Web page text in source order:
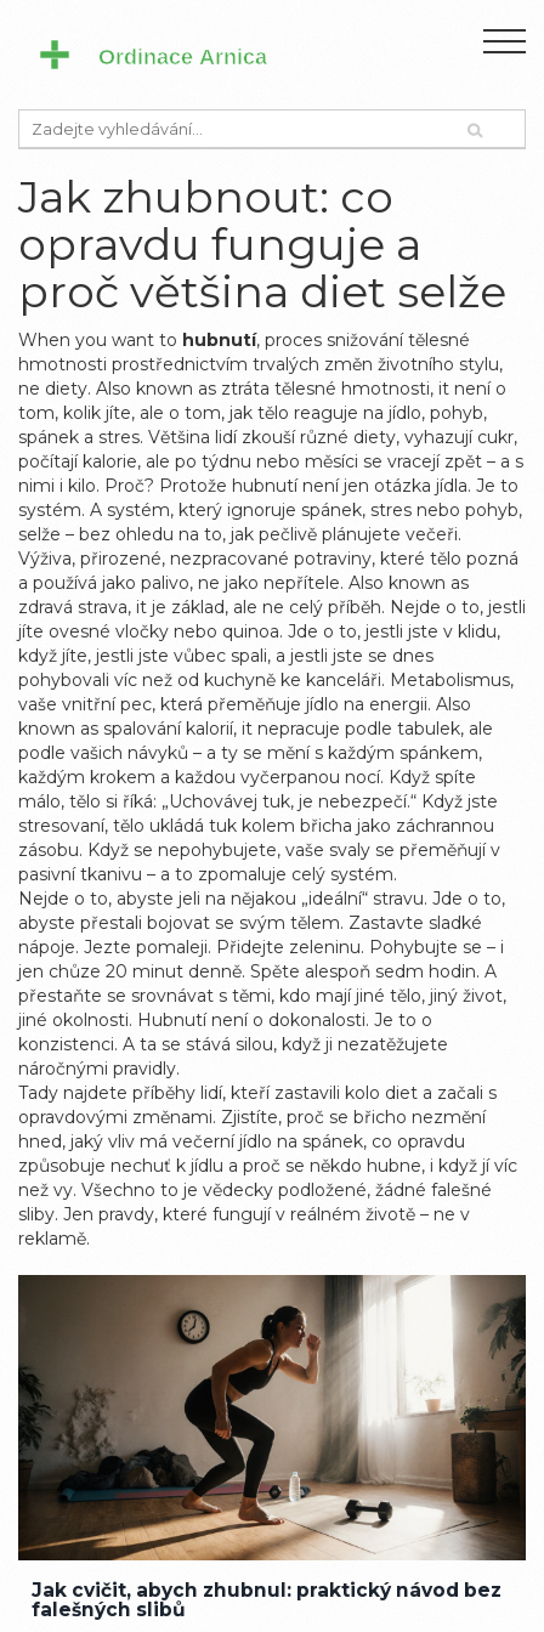
Jak zhubnout: co
opravdu funguje a
proč většina diet selže
When you want to hubnutí, proces snižování tělesné
hmotnosti prostřednictvím trvalých změn životního stylu,
ne diety. Also known as ztráta tělesné hmotnosti, it není o
tom, kolik jíte, ale o tom, jak tělo reaguje na jídlo, pohyb,
spánek a stres. Většina lidí zkouší různé diety, vyhazují cukr,
počítají kalorie, ale po týdnu nebo měsíci se vracejí zpět – a s
nimi i kilo. Proč? Protože hubnutí není jen otázka jídla. Je to
systém. A systém, který ignoruje spánek, stres nebo pohyb,
selže – bez ohledu na to, jak pečlivě plánujete večeři.
Výživa, přirozené, nezpracované potraviny, které tělo pozná
a používá jako palivo, ne jako nepřítele. Also known as
zdravá strava, it je základ, ale ne celý příběh. Nejde o to, jestli
jíte ovesné vločky nebo quinoa. Jde o to, jestli jste v klidu,
když jíte, jestli jste vůbec spali, a jestli jste se dnes
pohybovali víc než od kuchyně ke kanceláři. Metabolismus,
vaše vnitřní pec, která přeměňuje jídlo na energii. Also
known as spalování kalorií, it nepracuje podle tabulek, ale
podle vašich návyků – a ty se mění s každým spánkem,
každým krokem a každou vyčerpanou nocí. Když spíte
málo, tělo si říká: „Uchovávej tuk, je nebezpečí.“ Když jste
stresovaní, tělo ukládá tuk kolem břicha jako záchrannou
zásobu. Když se nepohybujete, vaše svaly se přeměňují v
pasivní tkanivu – a to zpomaluje celý systém.
Nejde o to, abyste jeli na nějakou „ideální“ stravu. Jde o to,
abyste přestali bojovat se svým tělem. Zastavte sladké
nápoje. Jezte pomaleji. Přidejte zeleninu. Pohybujte se – i
jen chůze 20 minut denně. Spěte alespoň sedm hodin. A
přestaňte se srovnávat s těmi, kdo mají jiné tělo, jiný život,
jiné okolnosti. Hubnutí není o dokonalosti. Je to o
konzistenci. A ta se stává silou, když ji nezatěžujete
náročnými pravidly.
Tady najdete příběhy lidí, kteří zastavili kolo diet a začali s
opravdovými změnami. Zjistíte, proč se břicho nezmění
hned, jaký vliv má večerní jídlo na spánek, co opravdu
způsobuje nechuť k jídlu a proč se někdo hubne, i když jí víc
než vy. Všechno to je vědecky podložené, žádné falešné
sliby. Jen pravdy, které fungují v reálném životě – ne v
reklamě.
Jak cvičit, abych zhubnul: praktický návod bez
falešných slibů